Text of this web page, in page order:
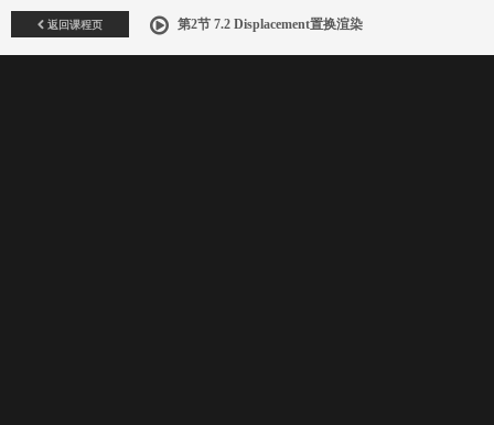
返回课程页 第2节 7.2 Displacement置换渲染